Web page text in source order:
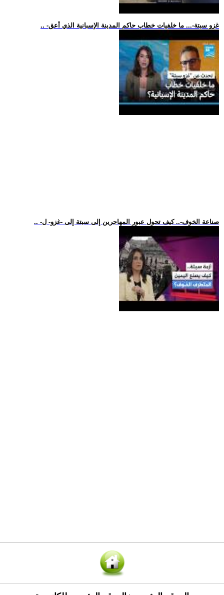
.. -غزو سبتة-... ما خلفيات خطاب حاكم المدينة الإسبانية الذي أعق
.. -صناعة الخوف-.. كيف تحول عبور المهاجرين إلى سبتة إلى -غزو- ل